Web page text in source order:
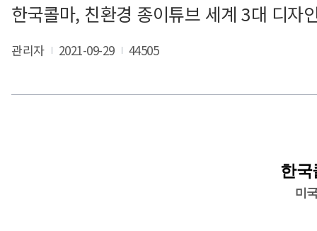
한국콜마, 친환경 종이튜브 세계 3대 디자
관리자 2021-09-29 44505
한국
미